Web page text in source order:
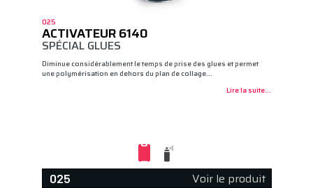
025
ACTIVATEUR 6140
SPÉCIAL GLUES
Diminue considérablement le temps de prise des glues et permet
une polymérisation en dehors du plan de collage…
Lire la suite...
025 Voir le produit